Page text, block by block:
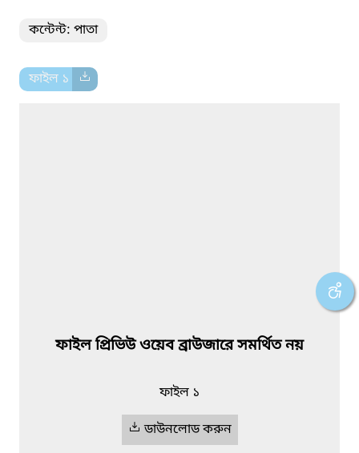
কন্টেন্ট: পাতা
ফাইল ১
ফাইল প্রিভিউ ওয়েব ব্রাউজারে সমর্থিত নয়
ফাইল ১
ডাউনলোড করুন